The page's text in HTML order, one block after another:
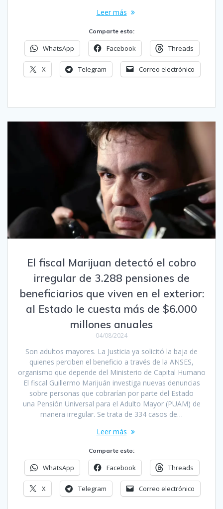
Leer más
Comparte esto:
WhatsApp Facebook Threads
X Telegram Correo electrónico
El fiscal Marijuan detectó el cobro
irregular de 3.288 pensiones de
beneficiarios que viven en el exterior:
al Estado le cuesta más de $6.000
millones anuales
04/08/2024
Son adultos mayores. La Justicia ya solicitó la baja de
quienes perciben el beneficio a través de la ANSES,
organismo que depende del Ministerio de Capital Humano
El fiscal Guillermo Marijuán investiga nuevas denuncias
sobre personas que cobrarían por parte del Estado
una Pensión Universal para el Adulto Mayor (PUAM) de
manera irregular. Se trata de 334 casos de…
Leer más
Comparte esto:
WhatsApp Facebook Threads
X Telegram Correo electrónico